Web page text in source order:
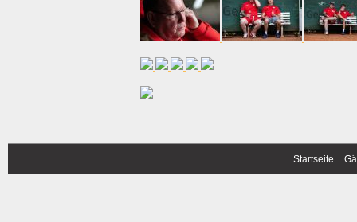
Startseite